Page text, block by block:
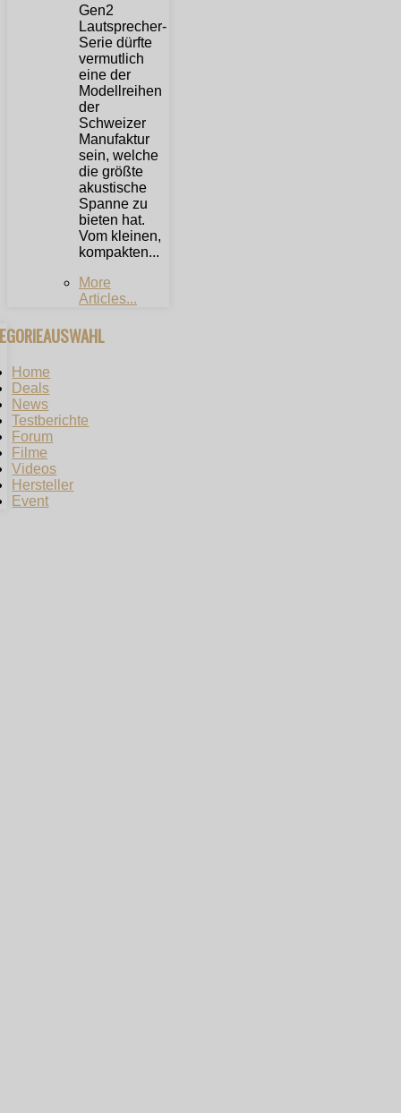
Gen2
Lautsprecher-
Serie dürfte
vermutlich
eine der
Modellreihen
der
Schweizer
Manufaktur
sein, welche
die größte
akustische
Spanne zu
bieten hat.
Vom kleinen,
kompakten...
More
Articles...
Home
Deals
News
Testberichte
Forum
Filme
Videos
Hersteller
Event